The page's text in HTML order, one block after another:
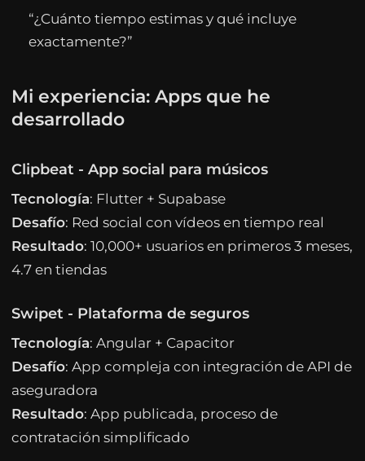
“¿Cuánto tiempo estimas y qué incluye
exactamente?”
Mi experiencia: Apps que he
desarrollado
Clipbeat - App social para músicos
Tecnología: Flutter + Supabase
Desafío: Red social con vídeos en tiempo real
Resultado: 10,000+ usuarios en primeros 3 meses,
4.7 en tiendas
Swipet - Plataforma de seguros
Tecnología: Angular + Capacitor
Desafío: App compleja con integración de API de
aseguradora
Resultado: App publicada, proceso de
contratación simplificado